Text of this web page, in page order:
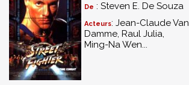
De : Steven E. De Souza
Acteurs: Jean-Claude Van
Damme, Raul Julia,
Ming-Na Wen...